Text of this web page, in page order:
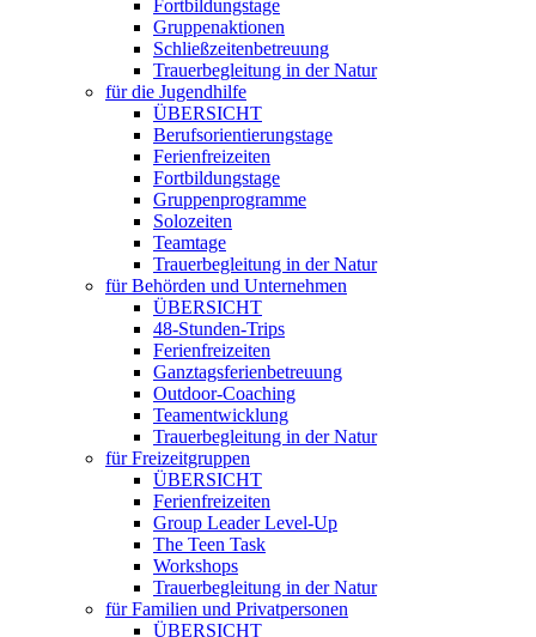
Fortbildungstage
Gruppenaktionen
Schließzeitenbetreuung
Trauerbegleitung in der Natur
für die Jugendhilfe
ÜBERSICHT
Berufsorientierungstage
Ferienfreizeiten
Fortbildungstage
Gruppenprogramme
Solozeiten
Teamtage
Trauerbegleitung in der Natur
für Behörden und Unternehmen
ÜBERSICHT
48-Stunden-Trips
Ferienfreizeiten
Ganztagsferienbetreuung
Outdoor-Coaching
Teamentwicklung
Trauerbegleitung in der Natur
für Freizeitgruppen
ÜBERSICHT
Ferienfreizeiten
Group Leader Level-Up
The Teen Task
Workshops
Trauerbegleitung in der Natur
für Familien und Privatpersonen
ÜBERSICHT